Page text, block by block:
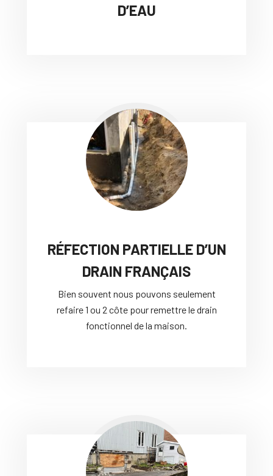
D’EAU
RÉFECTION PARTIELLE D’UN
DRAIN FRANÇAIS
Bien souvent nous pouvons seulement
refaire 1 ou 2 côte pour remettre le drain
fonctionnel de la maison.